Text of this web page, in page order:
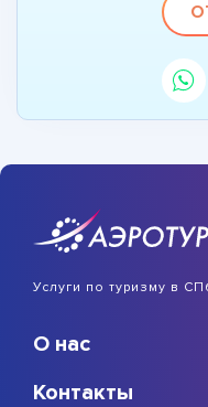
Услуги по туризму в
О нас
Контакты